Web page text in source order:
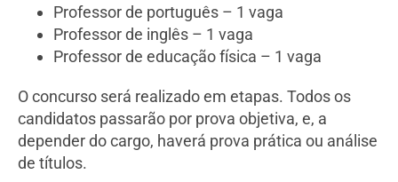
Professor de português – 1 vaga
Professor de inglês – 1 vaga
Professor de educação física – 1 vaga
O concurso será realizado em etapas. Todos os
candidatos passarão por prova objetiva, e, a
depender do cargo, haverá prova prática ou análise
de títulos.